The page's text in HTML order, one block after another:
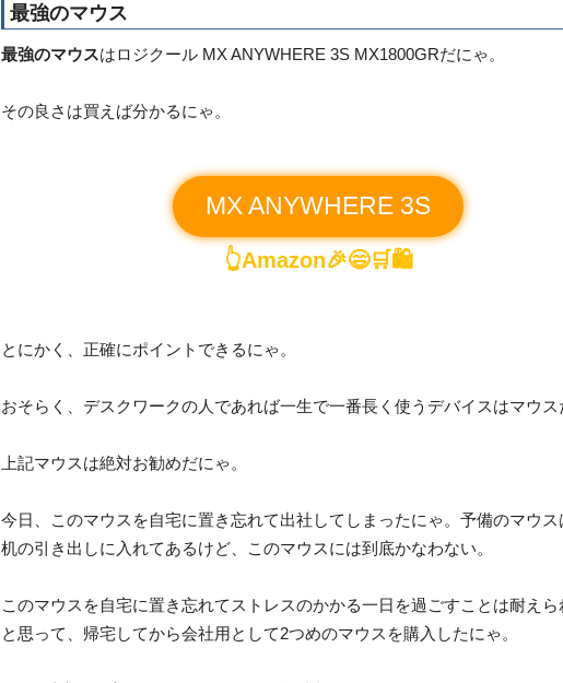
最強のマウス
最強のマウスはロジクール MX ANYWHERE 3S MX1800GRだにゃ。
その良さは買えば分かるにゃ。
MX ANYWHERE 3S
👆Amazon🎉😄🛒🛍️
とにかく、正確にポイントできるにゃ。
おそらく、デスクワークの人であれば一生で一番長く使うデバイスはマウ
上記マウスは絶対お勧めだにゃ。
今日、このマウスを自宅に置き忘れて出社してしまったにゃ。予備のマウス
机の引き出しに入れてあるけど、このマウスには到底かなわない。
このマウスを自宅に置き忘れてストレスのかかる一日を過ごすことは耐え
と思って、帰宅してから会社用として2つめのマウスを購入したにゃ。